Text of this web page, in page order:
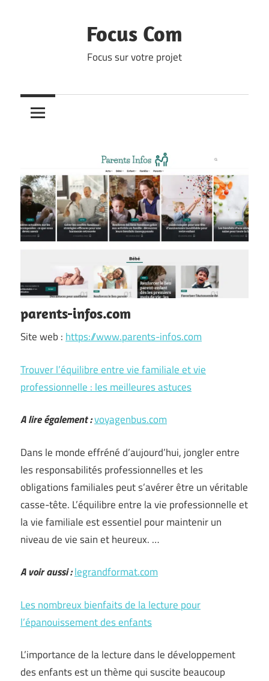
Focus Com
Focus sur votre projet
parents-infos.com
Site web : https://www.parents-infos.com
Trouver l’équilibre entre vie familiale et vie
professionnelle : les meilleures astuces
A lire également :voyagenbus.com
Dans le monde effréné d’aujourd’hui, jongler entre
les responsabilités professionnelles et les
obligations familiales peut s’avérer être un véritable
casse-tête. L’équilibre entre la vie professionnelle et
la vie familiale est essentiel pour maintenir un
niveau de vie sain et heureux. …
A voir aussi :legrandformat.com
Les nombreux bienfaits de la lecture pour
l’épanouissement des enfants
L’importance de la lecture dans le développement
des enfants est un thème qui suscite beaucoup